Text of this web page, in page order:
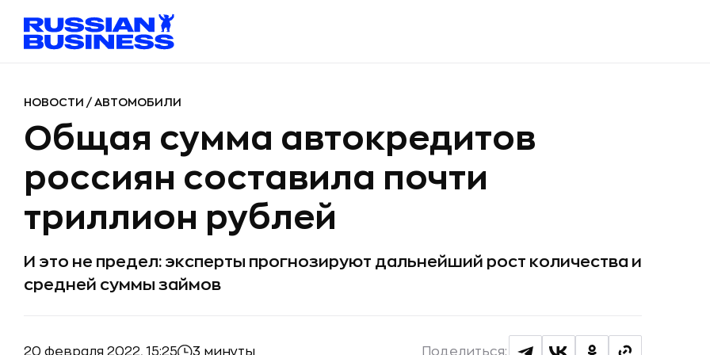
НОВОСТИ / АВТОМОБИЛИ
Общая сумма автокредитов
россиян составила почти
триллион рублей
И это не предел: эксперты прогнозируют дальнейший рост количества и
средней суммы займов
20 февраля 2022, 15:25 3 минуты Поделиться: